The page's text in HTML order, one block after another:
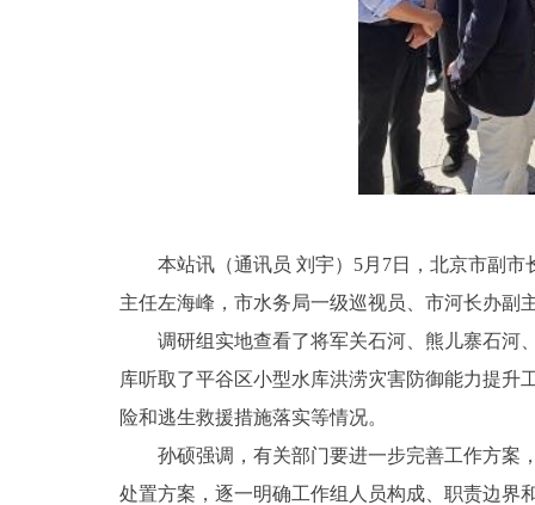
本站讯（通讯员 刘宇）5月7日，北京市副
主任左海峰，市水务局一级巡视员、市河长办副
调研组实地查看了将军关石河、熊儿寨石河
库听取了平谷区小型水库洪涝灾害防御能力提
险和逃生救援措施落实等情况。
孙硕强调，有关部门要进一步完善工作方案
处置方案，逐一明确工作组人员构成、职责边界